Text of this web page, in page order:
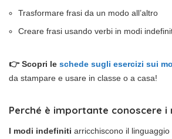
Trasformare frasi da un modo all’altro
Creare frasi usando verbi in modi
👉 Scopri le schede sugli esercizi sui
da stampare e usare in classe o a casa!
Perché è importante conoscere i
I modi indefiniti arricchiscono il